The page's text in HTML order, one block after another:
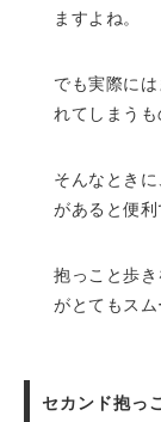
ますよね。
でも実際に
れてしまうも
そんなとき
があると便利
抱っこと歩
がとてもスム
セカンド抱っ